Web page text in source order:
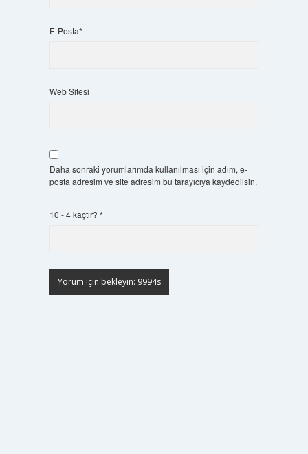
E-Posta*
Web Sitesi
Daha sonraki yorumlarımda kullanılması için adım, e-
posta adresim ve site adresim bu tarayıcıya kaydedilsin.
10 - 4 kaçtır? *